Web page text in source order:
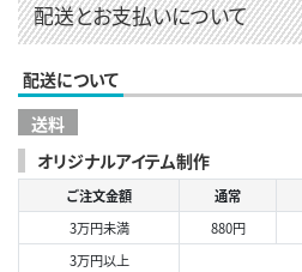
配送とお支払いについて
配送について
送料
オリジナルアイテム制作
ご注文金額 通常
3万円未満
880円
3万円以上